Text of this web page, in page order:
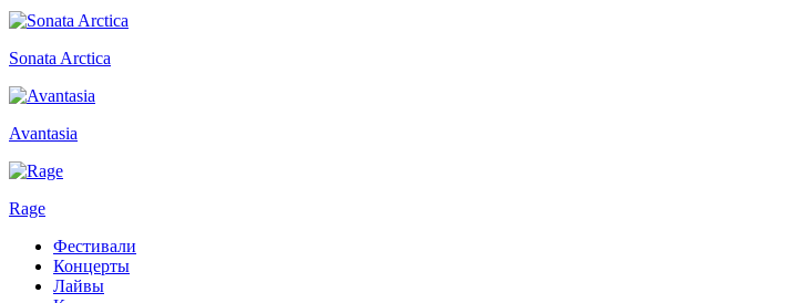
Sonata Arctica
Avantasia
Rage
Фестивали
Концерты
Лайвы